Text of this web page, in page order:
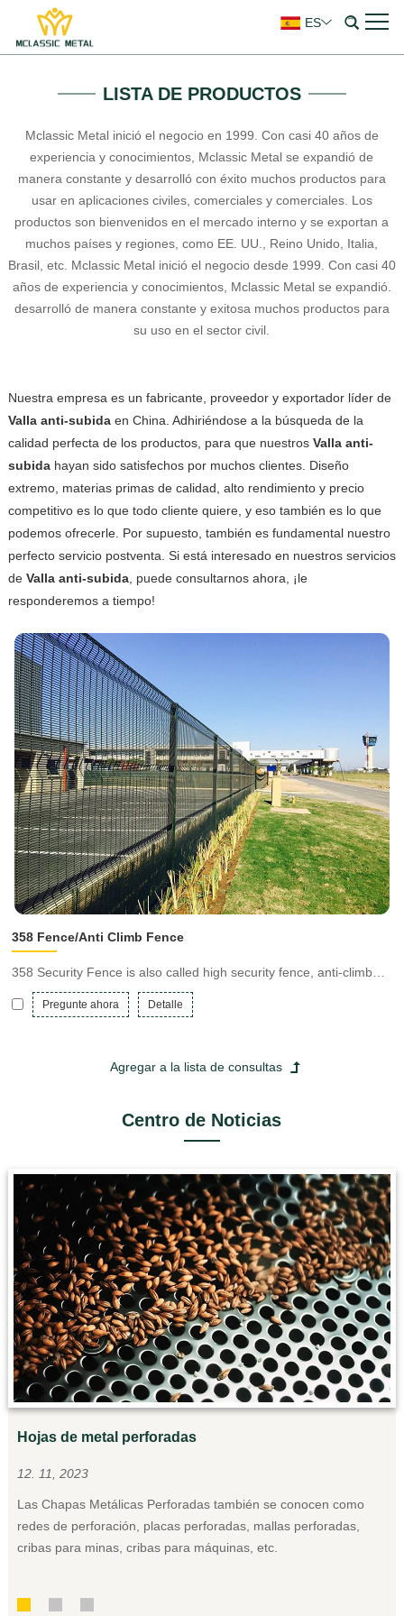
ES
LISTA DE PRODUCTOS
Mclassic Metal inició el negocio en 1999. Con casi 40 años de
experiencia y conocimientos, Mclassic Metal se expandió de
manera constante y desarrolló con éxito muchos productos para
usar en aplicaciones civiles, comerciales y comerciales. Los
productos son bienvenidos en el mercado interno y se exportan a
muchos países y regiones, como EE. UU., Reino Unido, Italia,
Brasil, etc. Mclassic Metal inició el negocio desde 1999. Con casi 40
años de experiencia y conocimientos, Mclassic Metal se expandió.
desarrolló de manera constante y exitosa muchos productos para
su uso en el sector civil.
Nuestra empresa es un fabricante, proveedor y exportador líder de
Valla anti-subidaen China. Adhiriéndose a la búsqueda de la
calidad perfecta de los productos, para que nuestros Valla anti-
subidahayan sido satisfechos por muchos clientes. Diseño
extremo, materias primas de calidad, alto rendimiento y precio
competitivo es lo que todo cliente quiere, y eso también es lo que
podemos ofrecerle. Por supuesto, también es fundamental nuestro
perfecto servicio postventa. Si está interesado en nuestros servicios
de Valla anti-subida, puede consultarnos ahora, ¡le
responderemos a tiempo!
358 Fence/Anti Climb Fence
358 Security Fence is also called high security fence, anti-climb
fence, prison fence.It is extremely difficult to penetrate and difficult
to attack using conventional hand tools. It has the features of anti-
Pregunte ahora Detalle
Centro de Noticias
Hojas de metal perforadas
12. 11, 2023
Las Chapas Metálicas Perforadas también se conocen como
redes de perforación, placas perforadas, mallas perforadas,
cribas para minas, cribas para máquinas, etc.